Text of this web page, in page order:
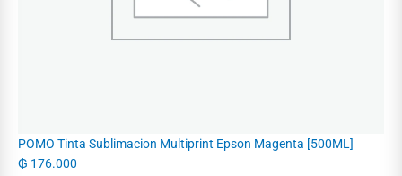
POMO Tinta Sublimacion Multiprint Epson Magenta [500ML]
₲ 176.000